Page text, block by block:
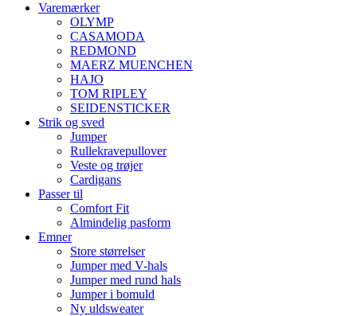
Varemærker
OLYMP
CASAMODA
REDMOND
MAERZ MUENCHEN
HAJO
TOM RIPLEY
SEIDENSTICKER
Strik og sved
Jumper
Rullekravepullover
Veste og trøjer
Cardigans
Passer til
Comfort Fit
Almindelig pasform
Emner
Store størrelser
Jumper med V-hals
Jumper med rund hals
Jumper i bomuld
Ny uldsweater